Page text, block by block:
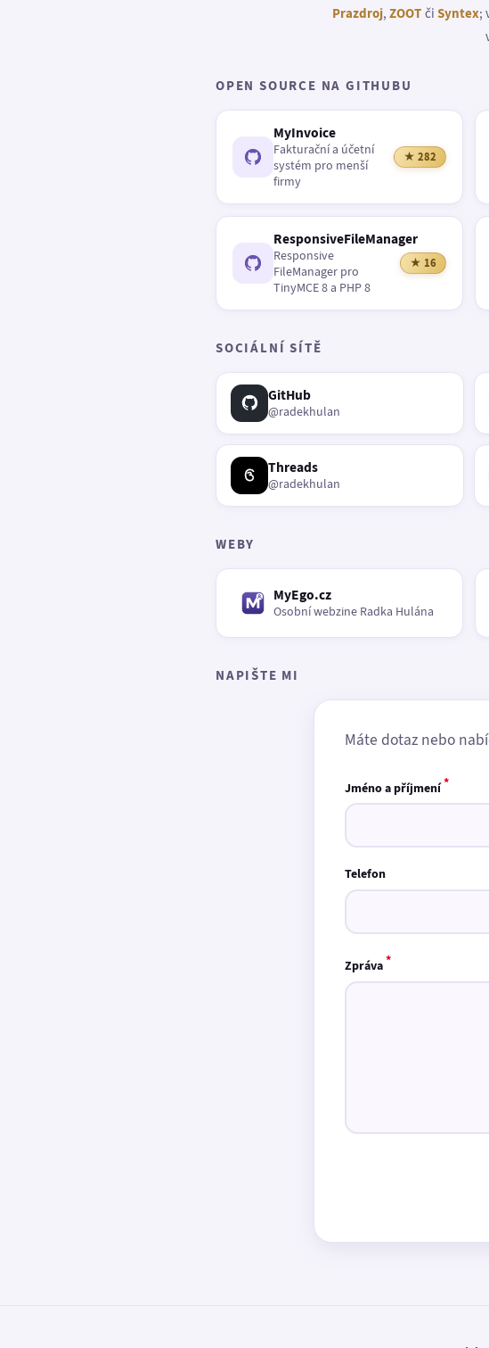
Prazdroj,ZOOT či Syntex;
OPEN SOURCE NA GITHUBU
MyInvoice
Fakturační a účetní
systém pro menší
firmy
★ 282
ResponsiveFileManager
Responsive
FileManager pro
TinyMCE 8 a PHP 8
★ 16
SOCIÁLNÍ SÍTĚ
GitHub
@radekhulan
Threads
@radekhulan
WEBY
MyEgo.cz
Osobní webzine Radka Hulána
NAPIŠTE MI
Máte dotaz nebo
Jméno a příjmení*
Telefon
Zpráva*